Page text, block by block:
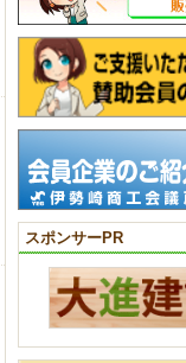
スポンサーPR